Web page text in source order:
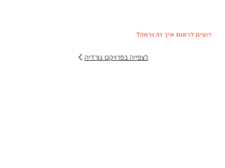
רוצים לראות איך זה נראה?
לצפייה בפרויקט נורדיה